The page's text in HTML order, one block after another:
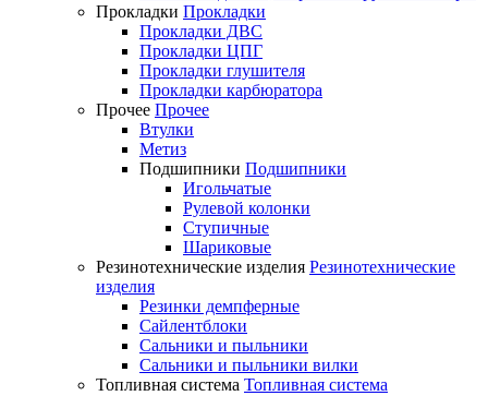
Прокладки Прокладки
Прокладки ДВС
Прокладки ЦПГ
Прокладки глушителя
Прокладки карбюратора
Прочее Прочее
Втулки
Метиз
Подшипники Подшипники
Игольчатые
Рулевой колонки
Ступичные
Шариковые
Резинотехнические изделия Резинотехнические
изделия
Резинки демпферные
Сайлентблоки
Сальники и пыльники
Сальники и пыльники вилки
Топливная система Топливная система